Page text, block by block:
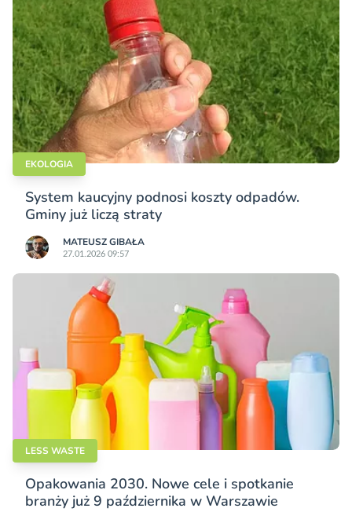
EKOLOGIA
System kaucyjny podnosi koszty odpadów.
Gminy już liczą straty
MATEUSZ GIBAŁA
27.01.2026 09:57
LESS WASTE
Opakowania 2030. Nowe cele i spotkanie
branży już 9 października w Warszawie